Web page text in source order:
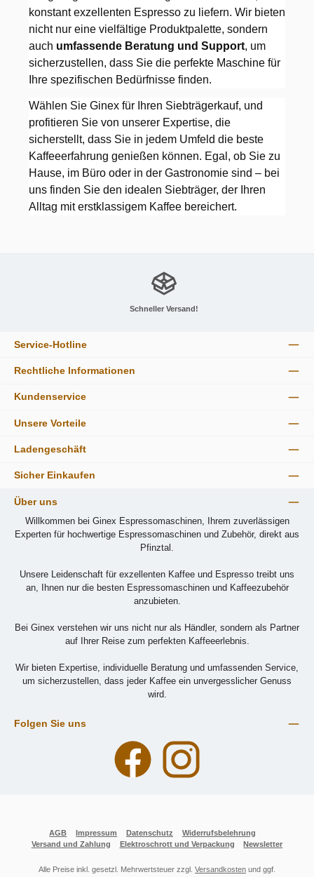
konstant exzellenten Espresso zu liefern. Wir bieten
nicht nur eine vielfältige Produktpalette, sondern
auch umfassende Beratung und Support, um
sicherzustellen, dass Sie die perfekte Maschine für
Ihre spezifischen Bedürfnisse finden.
Wählen Sie Ginex für Ihren Siebträgerkauf, und
profitieren Sie von unserer Expertise, die
sicherstellt, dass Sie in jedem Umfeld die beste
Kaffeeerfahrung genießen können. Egal, ob Sie zu
Hause, im Büro oder in der Gastronomie sind – bei
uns finden Sie den idealen Siebträger, der Ihren
Alltag mit erstklassigem Kaffee bereichert.
Schneller Versand!
Service-Hotline
Rechtliche Informationen
Kundenservice
Unsere Vorteile
Ladengeschäft
Sicher Einkaufen
Über uns
Willkommen bei Ginex Espressomaschinen, Ihrem zuverlässigen
Experten für hochwertige Espressomaschinen und Zubehör, direkt aus
Pfinztal.
Unsere Leidenschaft für exzellenten Kaffee und Espresso treibt uns
an, Ihnen nur die besten Espressomaschinen und Kaffeezubehör
anzubieten.
Bei Ginex verstehen wir uns nicht nur als Händler, sondern als Partner
auf Ihrer Reise zum perfekten Kaffeeerlebnis.
Wir bieten Expertise, individuelle Beratung und umfassenden Service,
um sicherzustellen, dass jeder Kaffee ein unvergesslicher Genuss
wird.
Folgen Sie uns
Facebook Instagram
AGB Impressum Datenschutz
Widerrufsbelehrung
Versand und Zahlung
Elektroschrott und Verpackung Newsletter
Alle Preise inkl. gesetzl. Mehrwertsteuer zzgl. Versandkosten und ggf.